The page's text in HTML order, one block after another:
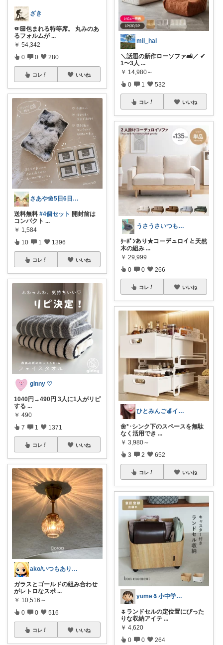
ざき
🤏🏻包まれる特等席。 丸みのあ
るフォルムが ...
￥ 54,342
0 0 280
コレ いいね
さあや🌼5日6日有難うございます
送料無料 #4個セット 開封前は
コンパクト ...
￥ 1,584
10 1 1396
コレ いいね
ginny ♡
1040円→490円 3人に1人がリピ
する ...
￥ 490
7 1 1371
コレ いいね
ako/いつもありがとう🌈5日感謝
ガラスとゴールドの組み合わせ
がレトロなスポ ...
￥ 10,516～
0 0 516
コレ いいね
mii_hal
＼話題の新作ローソファ🛋️／ ✔
1〜3人 ...
￥ 14,980～
0 1 532
コレ いいね
うさうさいつもご訪問ありがとうです🐰✨
ｸｰﾎﾟﾝあり★コーデュロイと天然
木の組み ...
￥ 29,999
0 0 266
コレ いいね
ひとみんご🍎‪インテリア雑貨
🌼*･シンク下のスペースを無駄
なく活用でき ...
￥ 3,980～
3 2 652
コレ いいね
yume🌷小中学生ママ&家事グッズ
🌷ランドセルの定位置にぴった
りな収納アイテ ...
￥ 4,620
0 0 264